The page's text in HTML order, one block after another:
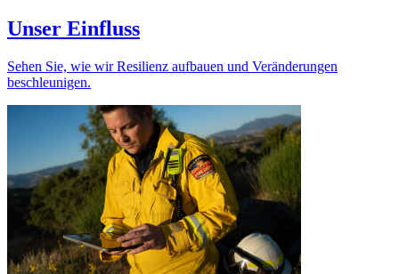
Unser Einfluss
Sehen Sie, wie wir Resilienz aufbauen und Veränderungen
beschleunigen.